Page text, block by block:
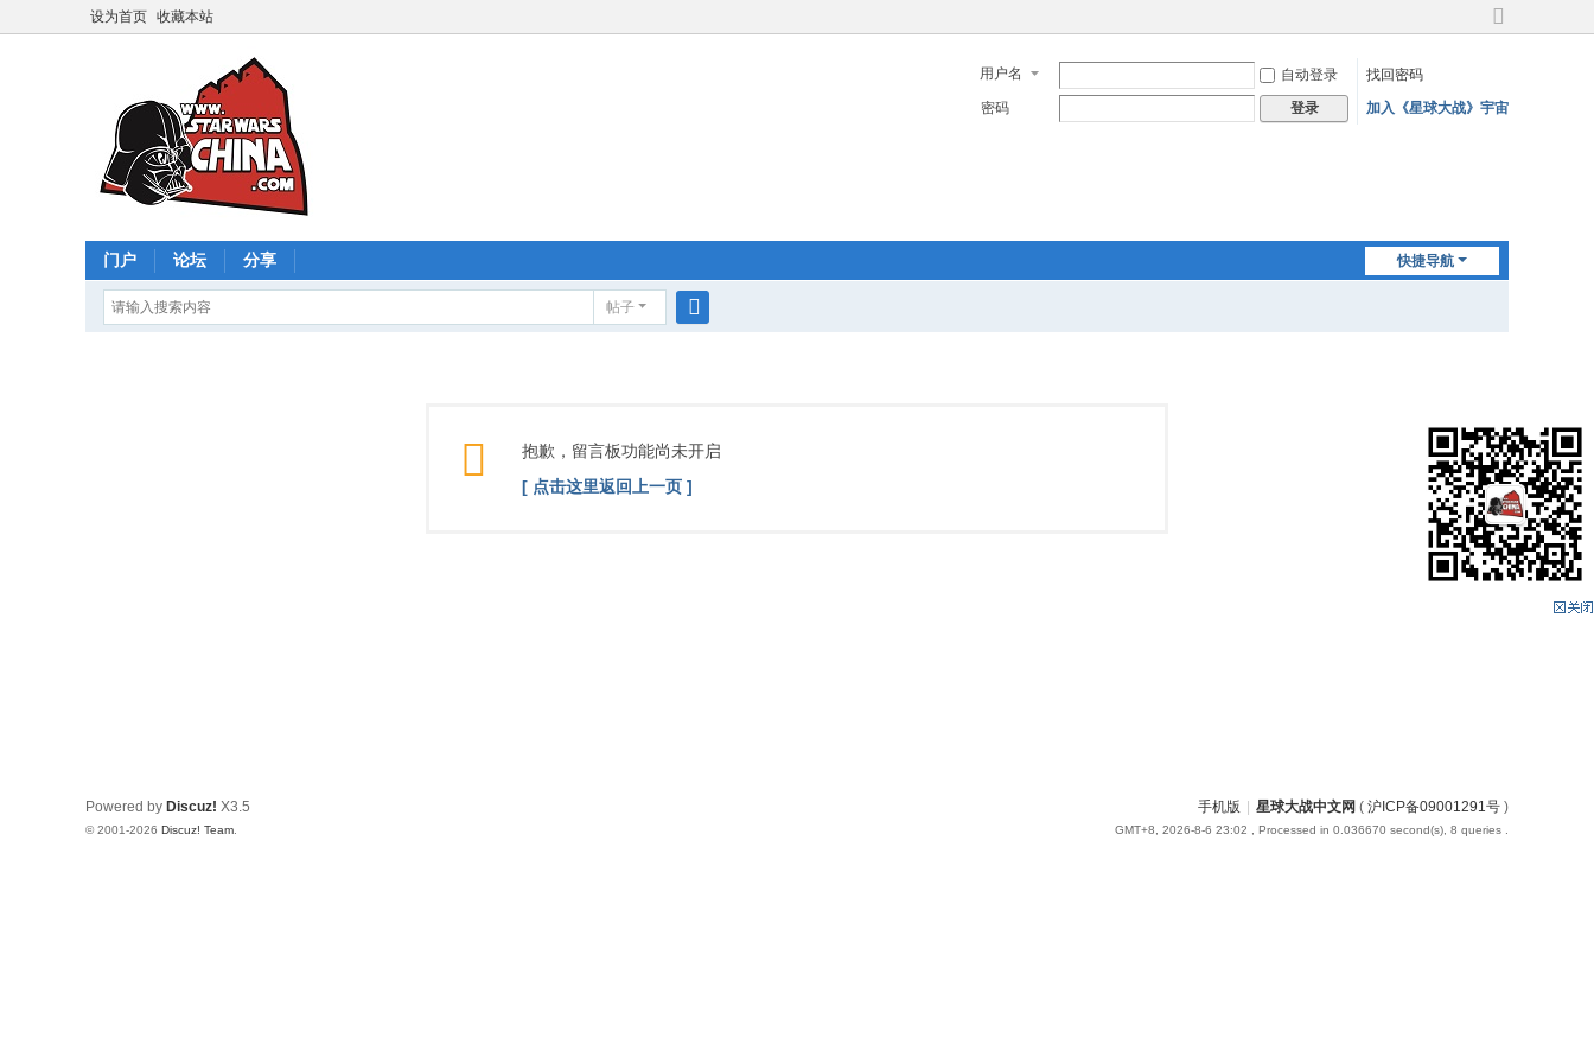
设为首页 收藏本站
切
宽
用户名 自动登录
找回密码
密码
登录 加入《星球大战》宇宙
快捷导航
门户 论坛 分享
帖子
抱歉，留言板功能尚未开启
[ 点击这里返回上一页 ]
手机版 星球大战中文网 ( 沪ICP备09001291号 )
GMT+8, 2026-8-6 23:02 , Processed in 0.036670 second(s), 8 queries .
Powered by Discuz! X3.5
© 2001-2026 Discuz! Team